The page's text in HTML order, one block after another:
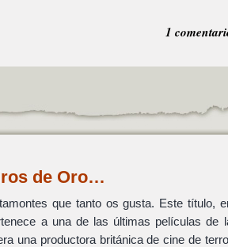
1
de Oro…
que tanto os gusta. Este título,
a una de las últimas películas de
una productora británica de cine de